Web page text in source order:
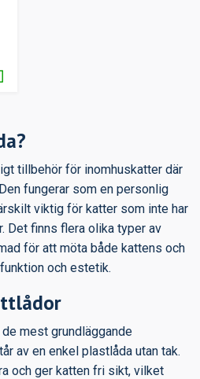
tillbehör för inomhuskatter där
fungerar som en personlig
viktig för katter som inte har
Det finns flera olika typer av
för att möta både kattens och
och estetik.
de mest grundläggande
av en enkel plastlåda utan tak.
och ger katten fri sikt, vilket